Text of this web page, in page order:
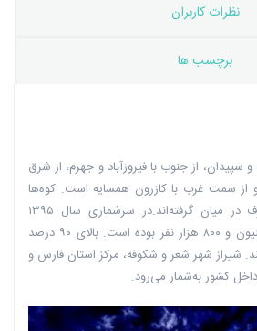
نظرات کاربران
برچسب ها
سپیدان، از جنوب با فیروزآباد و جهرم، از شرق
و از سمت غرب با کازرون همسایه است. کوه‌ها
شیراز را از هر چهار طرف در میان گرفته‌اند.در سرشماری سال ۱۳۹۵
جمعیت شیراز حدود ۱ میلیون و ۸۰۰ هزار نفر بوده است. بالای ۹۰ درصد
شیراز شهر شعر و شکوفه، مرکز استان فارس و
کشور به‌شمار می‌رود.